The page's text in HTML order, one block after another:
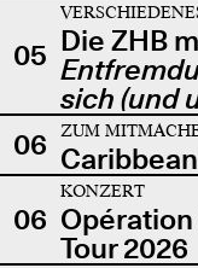
05 Die ZHB
sich (und
06
ZUM
06
KONZERT
Tour 2026